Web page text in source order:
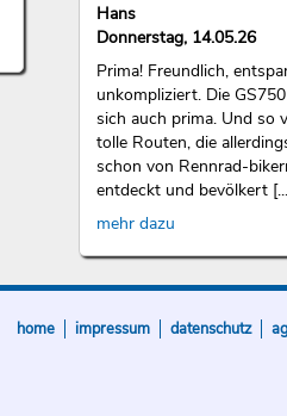
Hans
Donnerstag, 14.05.26
Prima! Freundlich,
unkompliziert. Die
sich auch prima. Und so
tolle Routen, die
schon von Rennrad-
entdeckt und bevölkert
mehr dazu
home impressum datenschutz